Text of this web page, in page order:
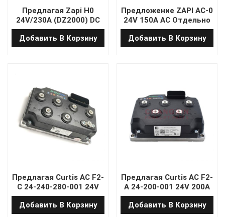
Предлагая Zapi H0
24V/230A (DZ2000) DC
серии возбуждающего
двигателя для
грузовика Xilin Pallet
Добавить В Корзину
Предложение ZAPI AC-0
24V 150A AC Отдельно
возбужденный
двигатель контроллер
для EPS Pallet Truck с
Добавить В Корзину
Предлагая Curtis AC F2-
C 24-240-280-001 24V
240A 280A AC Отдельно
возбужденный
Добавить В Корзину
Предлагая Curtis AC F2-
A 24-200-001 24V 200A
AC Отдельно
возбужденный
Добавить В Корзину